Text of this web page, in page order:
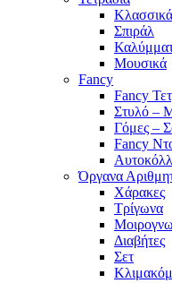
Κλασσικά
Σπιράλ
Μουσικά
Fancy
Fancy
Στυλό –
Γόμες –
Fancy
Όργανα
Χάρακες
Τρίγωνα
Διαβήτες
Σετ